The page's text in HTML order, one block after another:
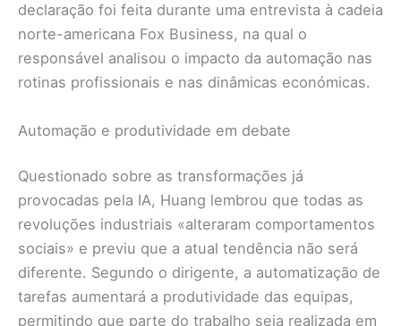
declaração foi feita durante uma entrevista à cadeia
norte-americana Fox Business, na qual o
responsável analisou o impacto da automação nas
rotinas profissionais e nas dinâmicas económicas.
Automação e produtividade em debate
Questionado sobre as transformações já
provocadas pela IA, Huang lembrou que todas as
revoluções industriais «alteraram comportamentos
sociais» e previu que a atual tendência não será
diferente. Segundo o dirigente, a automatização de
tarefas aumentará a produtividade das equipas,
permitindo que parte do trabalho seja realizada em